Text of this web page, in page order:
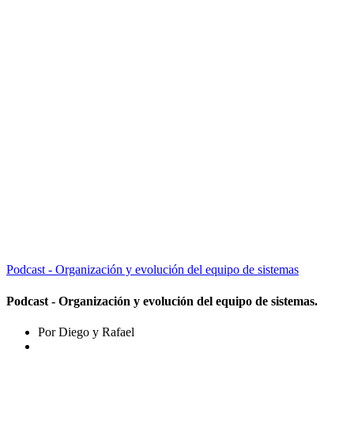
Podcast - Organización y evolución del equipo de sistemas
Podcast - Organización y evolución del equipo de sistemas.
Por Diego y Rafael